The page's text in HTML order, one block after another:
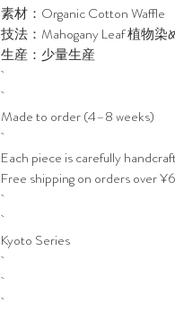
素材：Organic Cotton Waffle
技法：Mahogany Leaf 植物染
生産：少量生産
Made to order (4–8 weeks)
Each piece is carefully
Free shipping on orders over
Kyoto Series